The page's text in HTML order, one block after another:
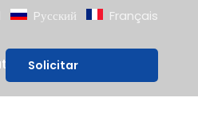
Pусский Français
Blog
Solicitar
presupuesto